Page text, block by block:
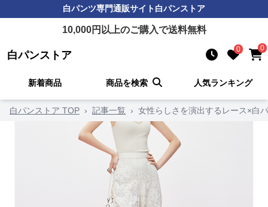
白パンツ専門通販サイト白パンストア
10,000円以上のご購入で送料無料
白パンストア 0 0
新着商品 商品を検索 人気ランキング
白パンストア TOP › 記事一覧 › 女性らしさを演出するレース×白